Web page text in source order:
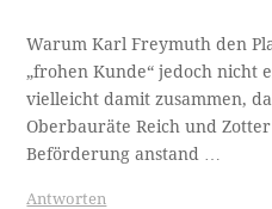
Warum Karl Freymuth den
„frohen Kunde“ jedoch nicht
vielleicht damit zusammen,
Oberbauräte Reich und
Beförderung anstand …
Antworten